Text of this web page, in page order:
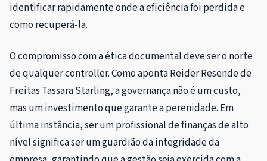
identificar rapidamente onde a eficiência foi perdida e
como recuperá-la.
O compromisso com a ética documental deve ser o norte
de qualquer controller. Como aponta Reider Resende de
Freitas Tassara Starling, a governança não é um custo,
mas um investimento que garante a perenidade. Em
última instância, ser um profissional de finanças de alto
nível significa ser um guardião da integridade da